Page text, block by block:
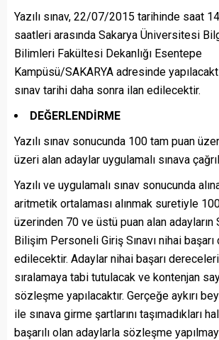
Yazılı sınav, 22/07/2015 tarihinde saat
saatleri arasında Sakarya Üniversitesi
Bilimleri Fakültesi Dekanlığı Esentepe
Kampüsü/SAKARYA adresinde
sınav tarihi daha sonra ilan edilecektir.
DEĞERLENDİRME
Yazılı sınav sonucunda 100 tam puan
üzeri alan adaylar uygulamalı sınava
Yazılı ve uygulamalı sınav sonucunda
aritmetik ortalaması alınmak suretiyle
üzerinden 70 ve üstü puan alan
Bilişim Personeli Giriş Sınavı nihai
edilecektir. Adaylar nihai başarı
sıralamaya tabi tutulacak ve kontenjan
sözleşme yapılacaktır. Gerçeğe aykırı
ile sınava girme şartlarını taşımadıkları
başarılı olan adaylarla sözleşme